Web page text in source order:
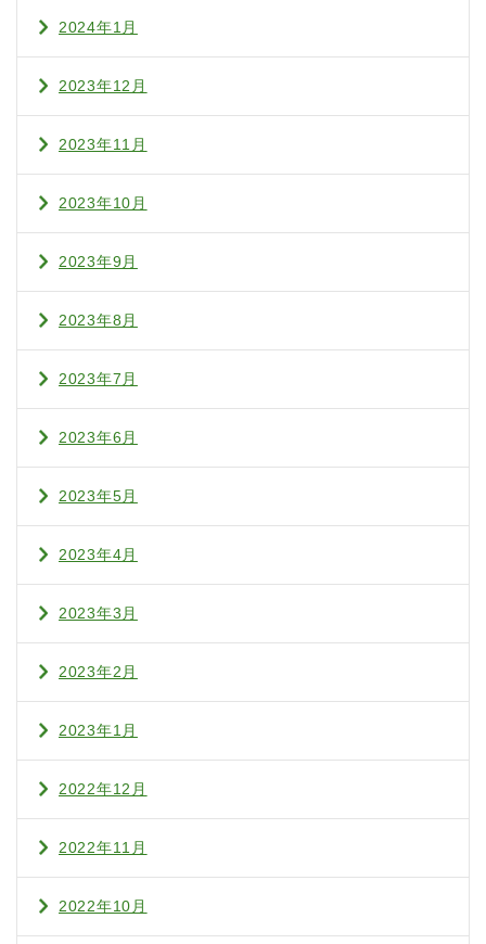
2024年1月
2023年12月
2023年11月
2023年10月
2023年9月
2023年8月
2023年7月
2023年6月
2023年5月
2023年4月
2023年3月
2023年2月
2023年1月
2022年12月
2022年11月
2022年10月